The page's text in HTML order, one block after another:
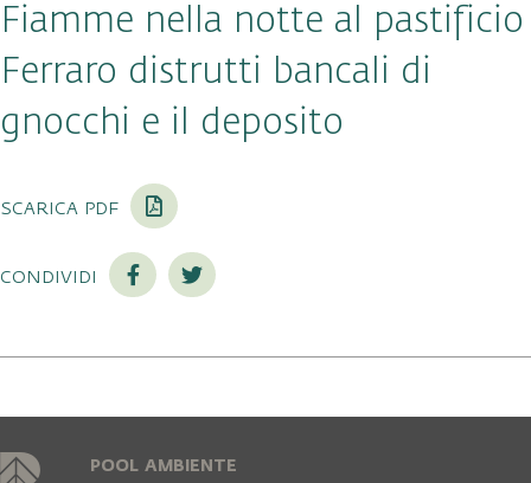
Fiamme nella notte al pastificio
Ferraro distrutti bancali di
gnocchi e il deposito
scarica pdf
condividi
POOL AMBIENTE